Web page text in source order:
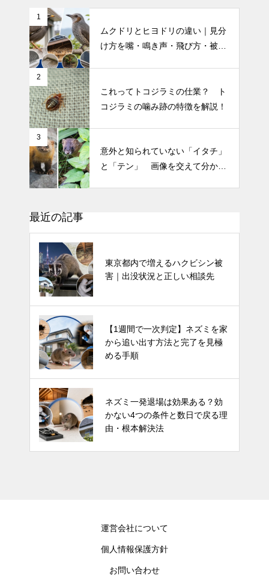
1
ムクドリとヒヨドリの違い｜見分
け方を嘴・鳴き声・飛び方・被害
2
これってトコジラミの仕業？ ト
コジラミの噛み跡の特徴を解説！
3
意外と知られていない「イタチ」
と「テン」 画像を交えて分かり
最近の記事
東京都内で増えるハクビシン被
害｜出没状況と正しい相談先
【1週間で一次判定】ネズミを家
から追い出す方法と完了を見極
める手順
ネズミ一発退場は効果ある？効
かない4つの条件と数日で戻る理
由・根本解決法
運営会社について
個人情報保護方針
お問い合わせ